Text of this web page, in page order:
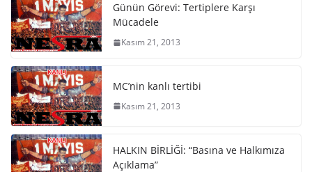
Günün Görevi: Tertiplere Karşı
Mücadele
Kasım 21, 2013
MC’nin kanlı tertibi
Kasım 21, 2013
HALKIN BİRLİĞİ: “Basına ve Halkımıza
Açıklama”